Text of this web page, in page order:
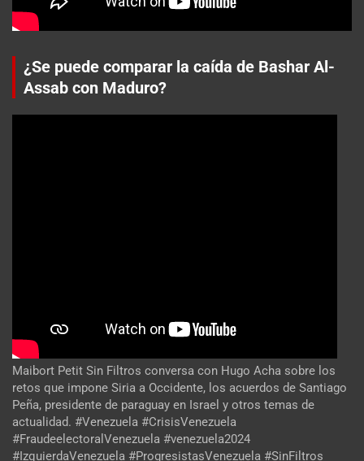
¿Se puede comparar la caída de Bashar Al-
Assab con Maduro?
Maibort Petit Sin Filtros conversa con Hugo Acha sobre los
retos que impone Siria a Occidente, los acuerdos de Santiago
Peña, presidente de paraguay en Israel y otros temas de
actualidad. #Venezuela #CrisisVenezuela
#FraudeelectoralVenezuela #venezuela2024
#IzquierdaVenezuela #ProgresistasVenezuela #SinFiltros